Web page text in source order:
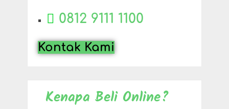
0812 9111 1100
Kontak Kami
Kenapa Beli Online?